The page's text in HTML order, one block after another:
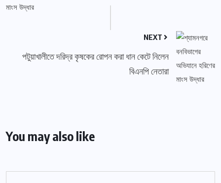
NEXT
পটুয়াখালীতে দরিদ্র কৃষকের রোপন করা ধান কেটে নিলেন
বিএনপি নেতারা
You may also like